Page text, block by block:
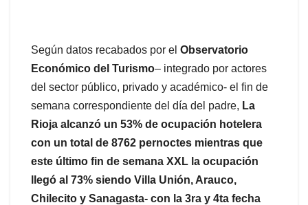
Según datos recabados por el Observatorio
Económico del Turismo– integrado por actores
del sector público, privado y académico- el fin de
semana correspondiente del día del padre, La
Rioja alcanzó un 53% de ocupación hotelera
con un total de 8762 pernoctes mientras que
este último fin de semana XXL la ocupación
llegó al 73% siendo Villa Unión, Arauco,
Chilecito y Sanagasta- con la 3ra y 4ta fecha